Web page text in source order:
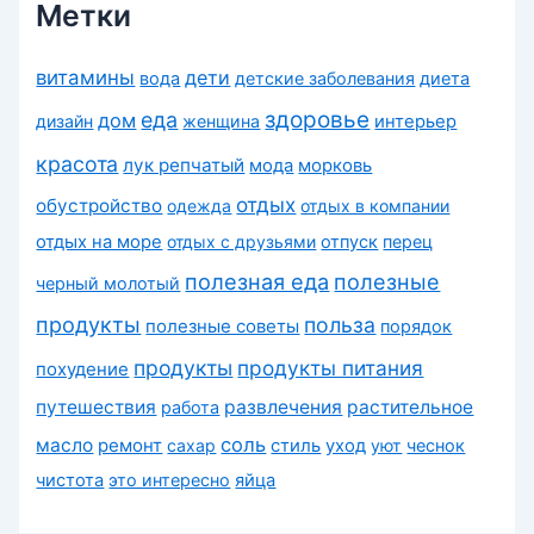
Метки
витамины вода дети детские заболевания диета
дизайн дом еда женщина здоровье интерьер
красота лук репчатый мода морковь
обустройство одежда отдых отдых в компании
отдых на море отдых с друзьями отпуск перец
черный молотый полезная еда полезные
продукты полезные советы польза порядок
похудение продукты продукты питания
путешествия работа развлечения растительное
масло ремонт сахар соль стиль уход уют чеснок
чистота это интересно яйца